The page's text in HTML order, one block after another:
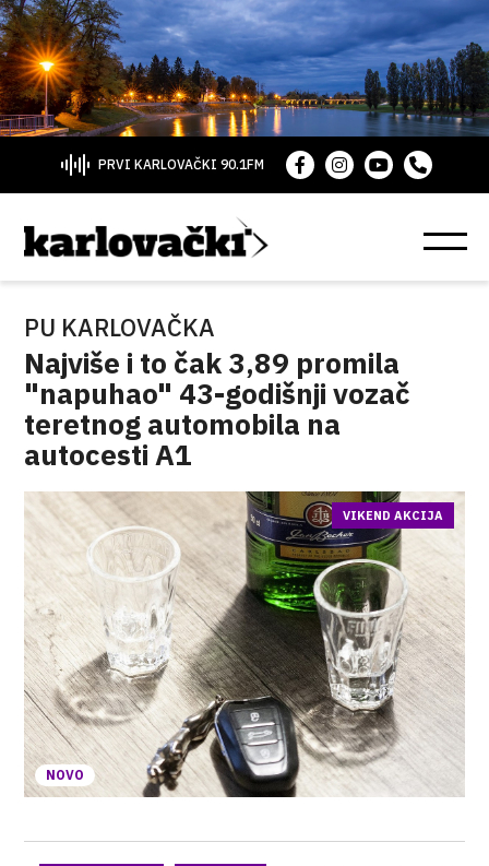
PRVI KARLOVAČKI 90.1FM
PU KARLOVAČKA
Najviše i to čak 3,89 promila
"napuhao" 43-godišnji vozač
teretnog automobila na
autocesti A1
NOVO
VIKEND AKCIJA